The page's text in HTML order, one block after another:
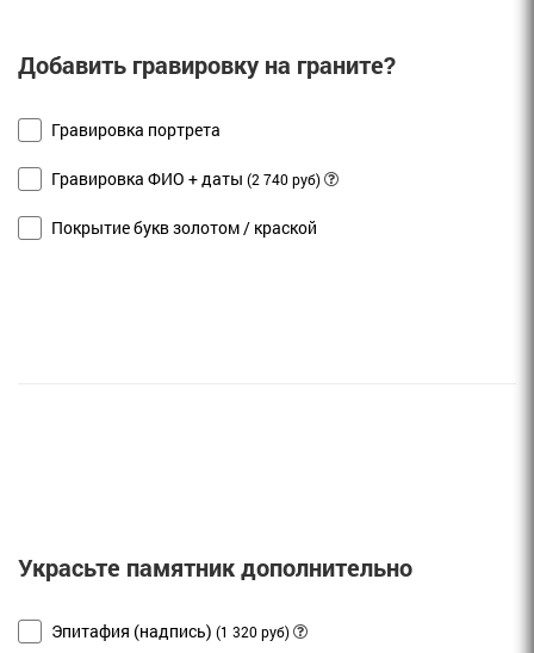
Добавить гравировку на граните?
Гравировка портрета
Гравировка ФИО + даты (2 740 руб)
Покрытие букв золотом / краской
Украсьте памятник дополнительно
Эпитафия (надпись) (1 320 руб)